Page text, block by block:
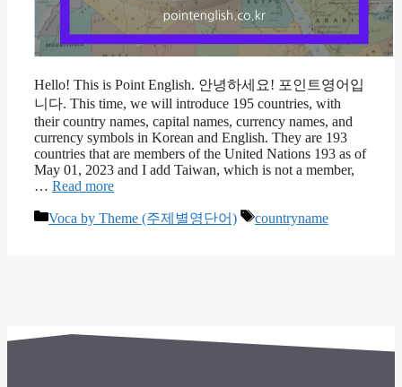
Hello! This is Point English. 안녕하세요! 포인트영어입
니다. This time, we will introduce 195 countries, with
their country names, capital names, currency names, and
currency symbols in Korean and English. They are 193
countries that are members of the United Nations 193 as of
May 01, 2023 and I add Taiwan, which is not a member,
… Read more
카
Voca by Theme (주제별영단어)
태
countryname